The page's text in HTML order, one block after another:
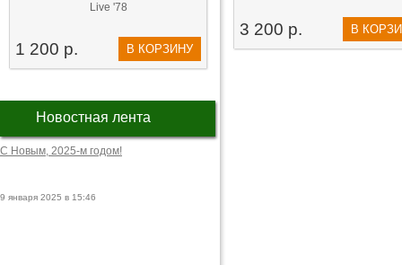
Live '78
1 200 р. В КОРЗИНУ
Новостная лента
С Новым, 2025-м годом!
9 января 2025 в 15:46
3 200 р. В